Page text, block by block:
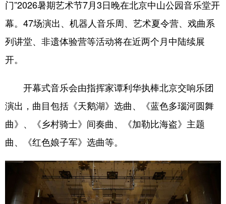
科技 科普 体育 文化
健康 军事 访谈 视频
图片 中央文件 金融 汽车
溯源中国 城市 旅游 能源
会展 彩票 娱乐 时尚
公益 书画 一带一路
地方频道
门”2026暑期艺术节7月3日晚在北京中山公园音乐堂开
幕。47场演出、机器人音乐周、艺术夏令营、戏曲系
列讲堂、非遗体验营等活动将在近两个月中陆续展
开。
开幕式音乐会由指挥家谭利华执棒北京交响乐团
演出，曲目包括《天鹅湖》选曲、《蓝色多瑙河圆舞
曲》、《乡村骑士》间奏曲、《加勒比海盗》主题
曲、《红色娘子军》选曲等。